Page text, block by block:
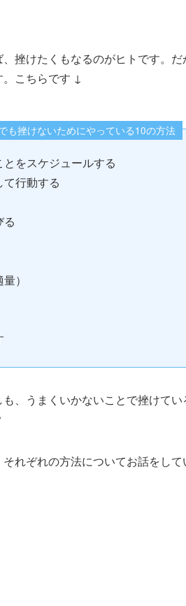
、挫けたくもなるのがヒトです。
こちらです ↓
も挫けないためにやっている10の方法
をスケジュールする
行動する
る
）
、うまくいかないことで挫けて
れぞれの方法についてお話をして